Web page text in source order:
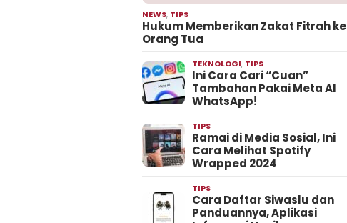
NEWS, TIPS
Hukum Memberikan Zakat Fitrah ke
Orang Tua
TEKNOLOGI, TIPS
Ini Cara Cari “Cuan”
Tambahan Pakai Meta AI
WhatsApp!
TIPS
Ramai di Media Sosial, Ini
Cara Melihat Spotify
Wrapped 2024
TIPS
Cara Daftar Siwaslu dan
Panduannya, Aplikasi